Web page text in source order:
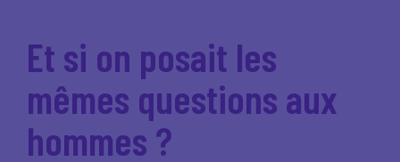
Et si on posait les
mêmes questions aux
hommes ?